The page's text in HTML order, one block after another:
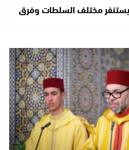
مختلف السلطات وفرق